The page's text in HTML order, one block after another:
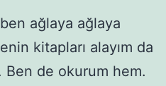
ağlaya ağlaya
kitapları alayım da
de okurum hem.